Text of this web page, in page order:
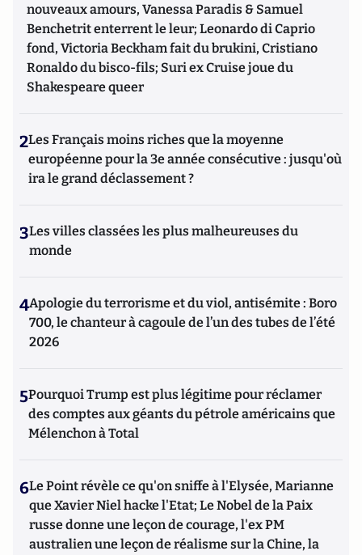
nouveaux amours, Vanessa Paradis & Samuel
Benchetrit enterrent le leur; Leonardo di Caprio
fond, Victoria Beckham fait du brukini, Cristiano
Ronaldo du bisco-fils; Suri ex Cruise joue du
Shakespeare queer
2Les Français moins riches que la moyenne
européenne pour la 3e année consécutive : jusqu'où
ira le grand déclassement ?
3Les villes classées les plus malheureuses du
monde
4Apologie du terrorisme et du viol, antisémite : Boro
700, le chanteur à cagoule de l’un des tubes de l’été
2026
5Pourquoi Trump est plus légitime pour réclamer
des comptes aux géants du pétrole américains que
Mélenchon à Total
6Le Point révèle ce qu'on sniffe à l'Elysée, Marianne
que Xavier Niel hacke l'Etat; Le Nobel de la Paix
russe donne une leçon de courage, l'ex PM
australien une leçon de réalisme sur la Chine, la